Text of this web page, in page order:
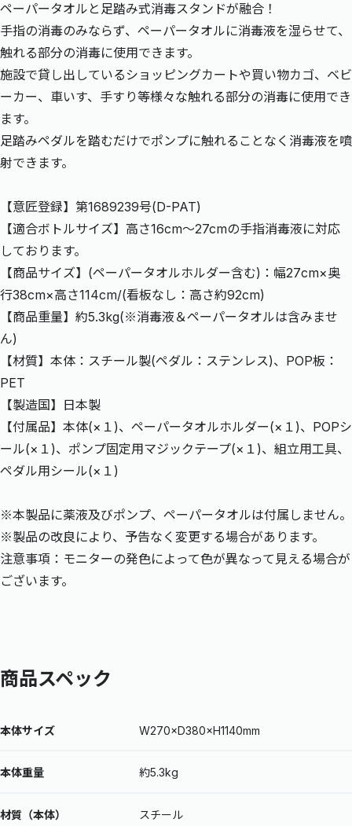
ペーパータオルと足踏み式消毒スタンドが融合！
手指の消毒のみならず、ペーパータオルに消毒液を湿らせて、
触れる部分の消毒に使用できます。
施設で貸し出しているショッピングカートや買い物カゴ、ベビ
ーカー、車いす、手すり等様々な触れる部分の消毒に使用でき
ます。
足踏みペダルを踏むだけでポンプに触れることなく消毒液を噴
射できます。
【意匠登録】第1689239号(D-PAT)
【適合ボトルサイズ】高さ16cm～27cmの手指消毒液に対応
しております。
【商品サイズ】(ペーパータオルホルダー含む)：幅27cm×奥
行38cm×高さ114cm/(看板なし：高さ約92cm)
【商品重量】約5.3kg(※消毒液＆ペーパータオルは含みませ
ん)
【材質】本体：スチール製(ペダル：ステンレス)、POP板：
PET
【製造国】日本製
【付属品】本体(×１)、ペーパータオルホルダー(×１)、POPシ
ール(×１)、ポンプ固定用マジックテープ(×１)、組立用工具、
ペダル用シール(×１)
※本製品に薬液及びポンプ、ペーパータオルは付属しません。
※製品の改良により、予告なく変更する場合があります。
注意事項：モニターの発色によって色が異なって見える場合が
ございます。
商品スペック
本体サイズ W270×D380×H1140mm
本体重量 約5.3kg
材質（本体） スチール